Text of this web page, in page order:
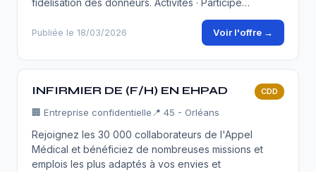
fidélisation des donneurs. Activités · Participe…
Publiée le 18/03/2026 Voir l'offre →
INFIRMIER DE (F/H) EN EHPAD CDD
🏢 Entreprise confidentielle 📍 45 - Orléans
Rejoignez les 30 000 collaborateurs de l'Appel
Médical et bénéficiez de nombreuses missions et
emplois les plus adaptés à vos envies et